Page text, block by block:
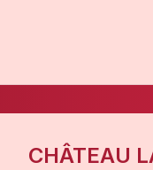
CHÂTEAU